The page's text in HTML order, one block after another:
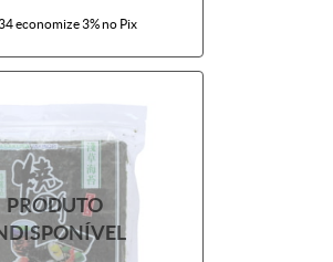
economize3%no Pix